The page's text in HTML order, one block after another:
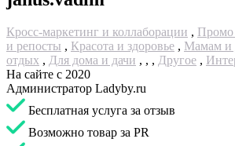
Кросс-маркетинг и коллаборации , Промо
и репосты , Красота и здоровье , Мамам и
отдых , Для дома и дачи , , , Другое ,
На сайте с 2020
Администратор Ladyby.ru
Бесплатная услуга за отзыв
Возможно товар за PR